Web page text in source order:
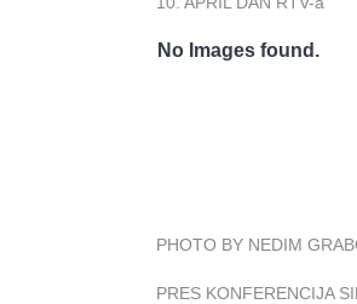
No Images found.
PHOTO BY NEDIM
PRES KONFERENCIJA